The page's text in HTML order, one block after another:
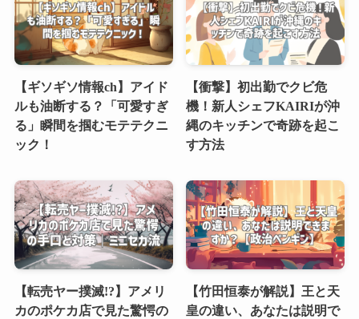
【ギソギソ情報ch】アイド
ルも油断する？「可愛すぎ
る」瞬間を掴むモテテクニ
ック！
【衝撃】初出勤でクビ危
機！新人シェフKAIRIが沖
縄のキッチンで奇跡を起こ
す方法
【転売ヤー撲滅!?】アメリ
カのポケカ店で見た驚愕の
【竹田恒泰が解説】王と天
皇の違い、あなたは説明で